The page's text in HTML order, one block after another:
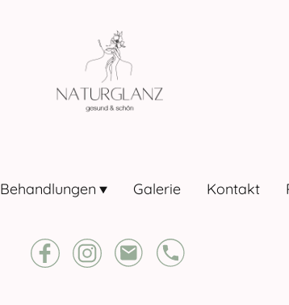
Behandlungen Galerie Kontakt